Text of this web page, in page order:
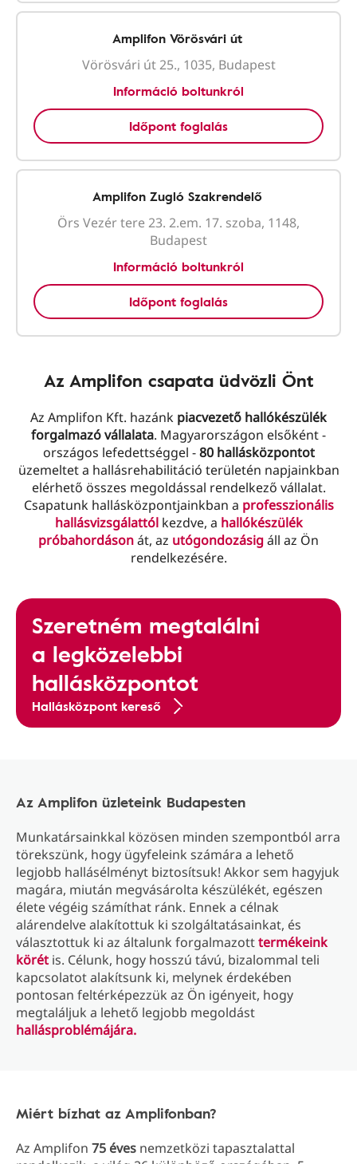
Amplifon Vörösvári út
Vörösvári út 25., 1035, Budapest
Információ boltunkról
Időpont foglalás
Amplifon Zugló Szakrendelő
Örs Vezér tere 23. 2.em. 17. szoba, 1148,
Budapest
Információ boltunkról
Időpont foglalás
Az Amplifon csapata üdvözli Önt
Az Amplifon Kft. hazánk piacvezető hallókészülék
forgalmazó vállalata. Magyarországon elsőként -
országos lefedettséggel -80 hallásközpontot
üzemeltet a hallásrehabilitáció területén napjainkban
elérhető összes megoldással rendelkező vállalat.
Csapatunk hallásközpontjainkban a professzionális
hallásvizsgálattólkezdve, a hallókészülék
próbahordásonát, az utógondozásigáll az Ön
rendelkezésére.
Szeretném megtalálni
a legközelebbi
hallásközpontot
Hallásközpont kereső
Az Amplifon üzleteink Budapesten
Munkatársainkkal közösen minden szempontból arra
törekszünk, hogy ügyfeleink számára a lehető
legjobb hallásélményt biztosítsuk! Akkor sem hagyjuk
magára, miután megvásárolta készülékét, egészen
élete végéig számíthat ránk. Ennek a célnak
alárendelve alakítottuk ki szolgáltatásainkat, és
választottuk ki az általunk forgalmazotttermékeink
körét is. Célunk, hogy hosszú távú, bizalommal teli
kapcsolatot alakítsunk ki, melynek érdekében
pontosan feltérképezzük az Ön igényeit, hogy
megtaláljuk a lehető legjobb megoldást
hallásproblémájára.
Miért bízhat az Amplifonban?
Az Amplifon 75 éves nemzetközi tapasztalattal